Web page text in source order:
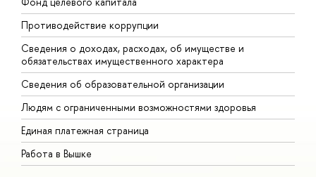
Противодействие коррупции
Сведения о доходах, расходах, об имуществе и
обязательствах имущественного характера
Сведения об образовательной организации
Людям с ограниченными возможностями здоровья
Единая платежная страница
Работа в Вышке